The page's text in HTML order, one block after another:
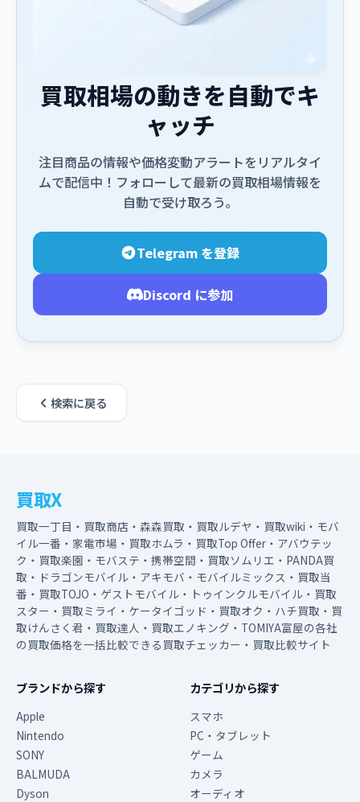
買取相場の動きを自動でキ
ャッチ
注目商品の情報や価格変動アラートをリアルタイ
ムで配信中！フォローして最新の買取相場情報を
自動で受け取ろう。
Telegram を登録
Discord に参加
検索に戻る
買取X
買取一丁目・買取商店・森森買取・買取ルデヤ・買取wiki・モバ
イル一番・家電市場・買取ホムラ・買取Top Offer・アバウテッ
ク・買取楽園・モバステ・携帯空間・買取ソムリエ・PANDA買
取・ドラゴンモバイル・アキモバ・モバイルミックス・買取当
番・買取TOJO・ゲストモバイル・トゥインクルモバイル・買取
スター・買取ミライ・ケータイゴッド・買取オク・ハチ買取・買
取けんさく君・買取達人・買取エノキング・TOMIYA富屋の各社
の買取価格を一括比較できる買取チェッカー・買取比較サイト
ブランドから探す
Apple
Nintendo
SONY
BALMUDA
Dyson
カテゴリから探す
スマホ
PC・タブレット
ゲーム
カメラ
オーディオ